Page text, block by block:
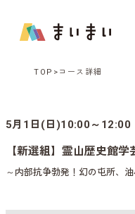
TOP コース詳細
5月1日(日)10:00～12:00
【新選組】霊山歴史館
～内部抗争勃発！幻の屯所、